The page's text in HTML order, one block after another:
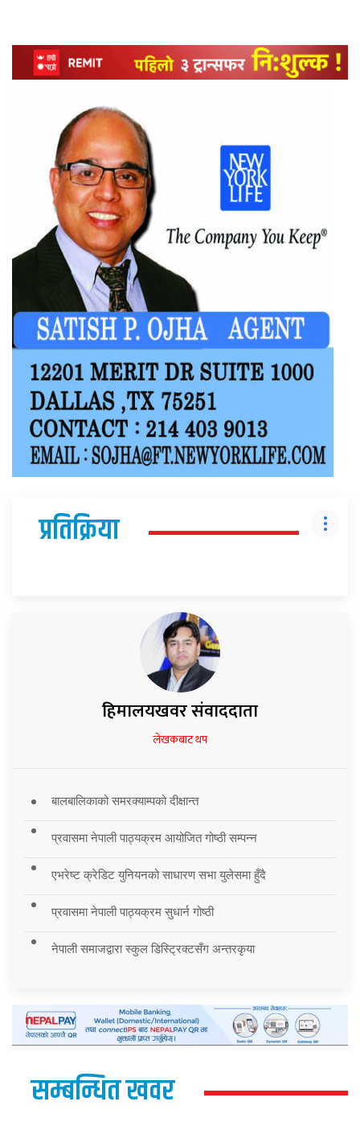
प्रतिक्रिया
हिमालयखवर संवाददाता
लेखकबाट थप
बालबालिकाको समरक्याम्पको दीक्षान्त
प्रवासमा नेपाली पाठ्यक्रम आयोजित गोष्ठी सम्पन्न
एभरेष्ट क्रेडिट युनियनको साधारण सभा युलेसमा हुँदै
प्रवासमा नेपाली पाठ्यक्रम सुधार्न गोष्ठी
नेपाली समाजद्वारा स्कुल डिस्ट्रिक्टसँग अन्तरकृया
सम्बन्धित खवर